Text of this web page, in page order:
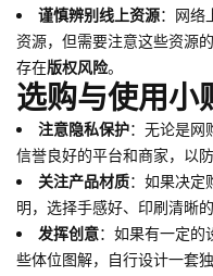
谨慎辨别线上资源：网络
资源，但需要注意这些资源的
存在版权风险。
选购与使用小
注意隐私保护：无论是网
信誉良好的平台和商家，以
关注产品材质：如果决定
明，选择手感好、印刷清晰的
发挥创意：如果有一定的
些体位图解，自行设计一套